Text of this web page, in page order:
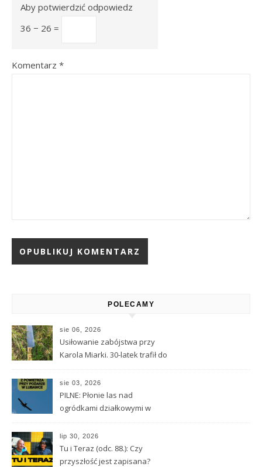
Aby potwierdzić odpowiedz
36 − 26 =
Komentarz *
POLECAMY
sie 06, 2026
Usiłowanie zabójstwa przy
Karola Miarki. 30-latek trafił do
sie 03, 2026
PILNE: Płonie las nad
ogródkami działkowymi w
lip 30, 2026
Tu i Teraz (odc. 88.): Czy
przyszłość jest zapisana?